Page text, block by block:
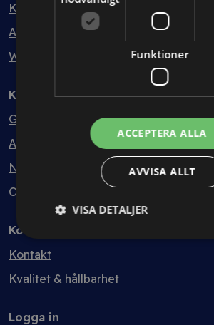
Kurspaket
Abonnemang
Webbinarium
Kunskapsbank
Guider
Avtalsmallar
Nyheter
Ordlista
Kontakt
Kontakt
Kvalitet & hållbarhet
Logga in
Funktioner
ACCEPTERA ALLA
AVVISA ALLT
VISA DETALJER